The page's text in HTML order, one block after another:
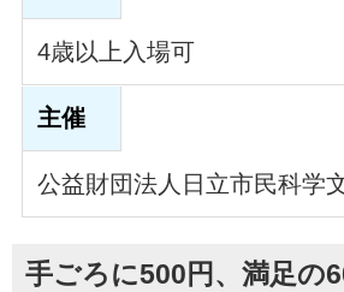
4歳以上入場可
主催
公益財団法人日立市民科学
手ごろに500円、満足の